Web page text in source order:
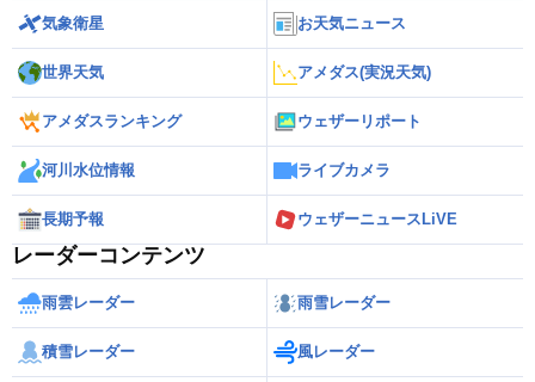
気象衛星 お天気ニュース
世界天気 アメダス(実況天気)
アメダスランキング ウェザーリポート
河川水位情報 ライブカメラ
長期予報 ウェザーニュースLiVE
レーダーコンテンツ
雨雲レーダー 雨雪レーダー
積雪レーダー 風レーダー